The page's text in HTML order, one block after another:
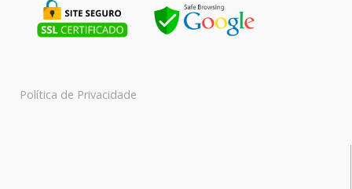
Política de Privacidade